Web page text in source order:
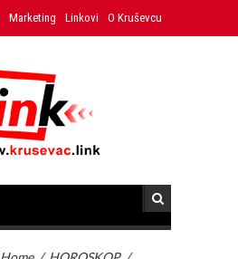
Marketing Linkovi O Kruševcu